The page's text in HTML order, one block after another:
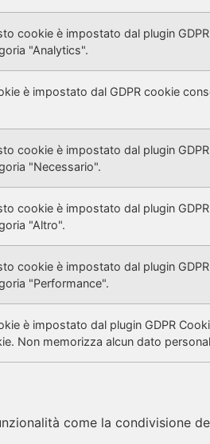
cookie è impostato dal plugin
"Analytics".
è impostato dal GDPR cookie
cookie è impostato dal plugin
"Necessario".
cookie è impostato dal plugin
"Altro".
cookie è impostato dal plugin
"Performance".
è impostato dal plugin GDPR
Non memorizza alcun dato
come la condivisione